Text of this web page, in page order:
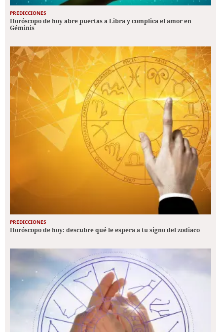
PREDICCIONES
Horóscopo de hoy abre puertas a Libra y complica el amor en
Géminis
PREDICCIONES
Horóscopo de hoy: descubre qué le espera a tu signo del zodiaco